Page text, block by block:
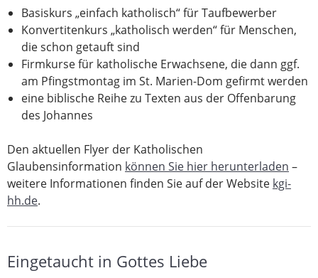
Basiskurs „einfach katholisch“ für Taufbewerber
Konvertitenkurs „katholisch werden“ für Menschen,
die schon getauft sind
Firmkurse für katholische Erwachsene, die dann ggf.
am Pfingstmontag im St. Marien-Dom gefirmt werden
eine biblische Reihe zu Texten aus der Offenbarung
des Johannes
Den aktuellen Flyer der Katholischen
Glaubensinformation können Sie hier herunterladen –
weitere Informationen finden Sie auf der Website kgi-
hh.de.
Eingetaucht in Gottes Liebe